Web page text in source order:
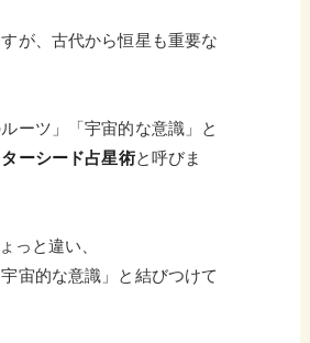
が、古代から恒星も重要な
ーツ」「宇宙的な意識」と
ーシード占星術と呼びま
っと違い、
宙的な意識」と結びつけて